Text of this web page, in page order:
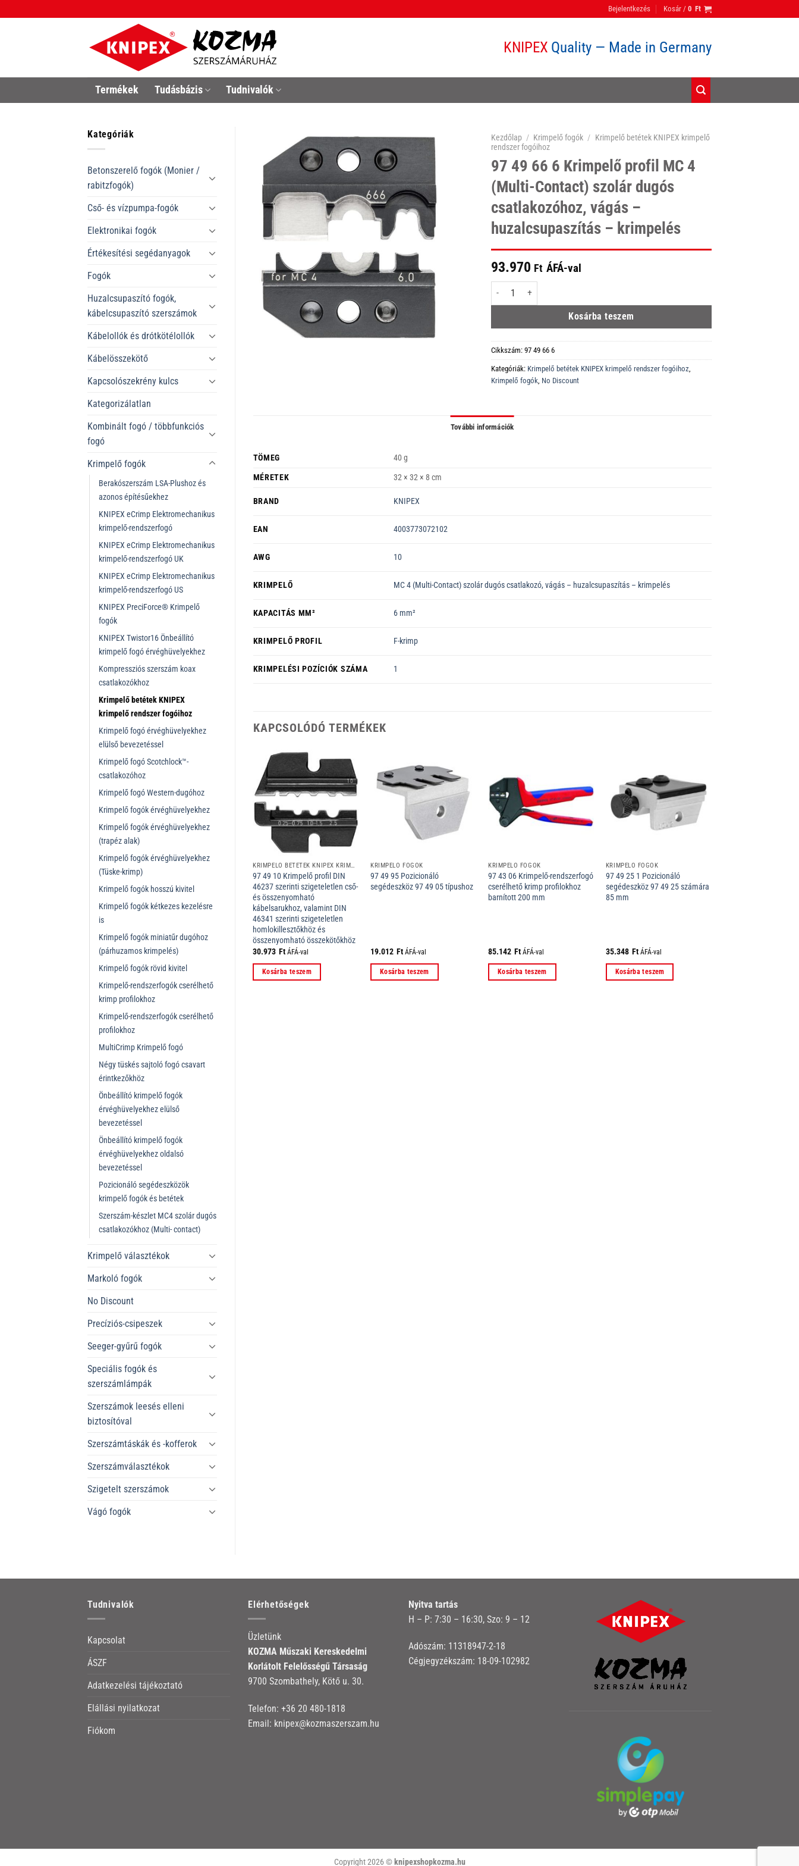
to
Bejelentkezés Kosár / 0 Ft
KNIPEX Quality — Made in Germany
Termékek Tudásbázis Tudnivalók
Kategóriák
Betonszerelő fogók (Monier /
rabitzfogók)
Cső- és vízpumpa-fogók
Elektronikai fogók
Értékesítési segédanyagok
Fogók
Huzalcsupaszító fogók,
kábelcsupaszító szerszámok
Kábelollók és drótkötélollók
Kábelösszekötő
Kapcsolószekrény kulcs
Kategorizálatlan
Kombinált fogó / többfunkciós
fogó
Krimpelő fogók
Berakószerszám LSA-Plushoz és
azonos építésűekhez
KNIPEX eCrimp Elektromechanikus
krimpelő-rendszerfogó
KNIPEX eCrimp Elektromechanikus
krimpelő-rendszerfogó UK
KNIPEX eCrimp Elektromechanikus
krimpelő-rendszerfogó US
KNIPEX PreciForce® Krimpelő
fogók
KNIPEX Twistor16 Önbeállító
krimpelő fogó érvéghüvelyekhez
Kompressziós szerszám koax
csatlakozókhoz
Krimpelő betétek KNIPEX
krimpelő rendszer fogóihoz
Krimpelő fogó érvéghüvelyekhez
elülső bevezetéssel
Krimpelő fogó Scotchlock™-
csatlakozóhoz
Krimpelő fogó Western-dugóhoz
Krimpelő fogók érvéghüvelyekhez
Krimpelő fogók érvéghüvelyekhez
(trapéz alak)
Krimpelő fogók érvéghüvelyekhez
(Tüske-krimp)
Krimpelő fogók hosszú kivitel
Krimpelő fogók kétkezes kezelésre
is
Krimpelő fogók miniatűr dugóhoz
(párhuzamos krimpelés)
Krimpelő fogók rövid kivitel
Krimpelő-rendszerfogók cserélhető
krimp profilokhoz
Krimpelő-rendszerfogók cserélhető
profilokhoz
MultiCrimp Krimpelő fogó
Négy tüskés sajtoló fogó csavart
érintkezőkhöz
Önbeállító krimpelő fogók
érvéghüvelyekhez elülső
bevezetéssel
Önbeállító krimpelő fogók
érvéghüvelyekhez oldalsó
bevezetéssel
Pozicionáló segédeszközök
krimpelő fogók és betétek
Szerszám-készlet MC4 szolár dugós
csatlakozókhoz (Multi- contact)
Krimpelő választékok
Markoló fogók
No Discount
Precíziós-csipeszek
Seeger-gyűrű fogók
Speciális fogók és
szerszámlámpák
Szerszámok leesés elleni
biztosítóval
Szerszámtáskák és -kofferok
Szerszámválasztékok
Szigetelt szerszámok
Vágó fogók
Kezdőlap / Krimpelő fogók / Krimpelő betétek KNIPEX krimpelő
rendszer fogóihoz
97 49 66 6 Krimpelő profil MC 4
(Multi-Contact) szolár dugós
csatlakozóhoz, vágás –
huzalcsupaszítás – krimpelés
93.970 Ft ÁFÁ-val
97 49 66 6 Krimpelő profil MC 4 (Multi-Contact) szolár dugós csatlakozóhoz, vágás -
Kosárba teszem
Cikkszám:97 49 66 6
Kategóriák: Krimpelő betétek KNIPEX krimpelő rendszer fogóihoz
Krimpelő fogók No Discount
További információk
TÖMEG
40 g
MÉRETEK
32 × 32 × 8 cm
BRAND KNIPEX
EAN 4003773072102
AWG 10
KRIMPELŐ MC 4 (Multi-Contact) szolár dugós csatlakozó, vágás – huzalcsupaszítás – krimpelés
KAPACITÁS MM² 6 mm²
KRIMPELŐ PROFIL F-krimp
KRIMPELÉSI POZÍCIÓK SZÁMA 1
KAPCSOLÓDÓ TERMÉKEK
KRIMPELŐ BETÉTEK KNIPEX KRIMPELŐ RENDSZER FOGÓIHOZ
97 49 10 Krimpelő profil DIN
46237 szerinti szigeteletlen cső-
és összenyomható
kábelsarukhoz, valamint DIN
46341 szerinti szigeteletlen
homlokillesztőkhöz és
összenyomható összekötőkhöz
30.973 Ft ÁFÁ-val
Kosárba teszem
KRIMPELŐ FOGÓK
97 49 95 Pozicionáló
segédeszköz 97 49 05 típushoz
19.012 Ft ÁFÁ-val
Kosárba teszem
KRIMPELŐ FOGÓK
97 43 06 Krimpelő-rendszerfogó
cserélhető krimp profilokhoz
barnított 200 mm
85.142 Ft ÁFÁ-val
Kosárba teszem
KRIMPELŐ FOGÓK
97 49 25 1 Pozicionáló
segédeszköz 97 49 25 számára
85 mm
35.348 Ft ÁFÁ-val
Kosárba teszem
KRIMPELŐ BETÉTEK KNIPEX KRIMPELŐ RENDSZER FOGÓIHOZ
97 51 10 Krimpelő fogó
Western-dugóhoz barnított 190
15.156 Ft ÁFÁ-val
Kosárba teszem
Tudnivalók
Kapcsolat
ÁSZF
Adatkezelési tájékoztató
Elállási nyilatkozat
Fiókom
Elérhetőségek
Üzletünk
KOZMA Műszaki Kereskedelmi
Korlátolt Felelősségű Társaság
9700 Szombathely, Kötő u. 30.
Telefon: +36 20 480-1818
Email: knipex@kozmaszerszam.hu
Nyitva tartás
H – P: 7:30 – 16:30, Szo: 9 – 12
Adószám: 11318947-2-18
Cégjegyzékszám: 18-09-102982
Copyright 2026 © knipexshopkozma.hu